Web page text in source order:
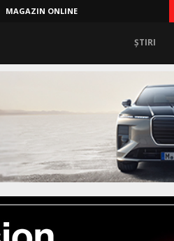
MAGAZIN ONLINE
ȘTIRI